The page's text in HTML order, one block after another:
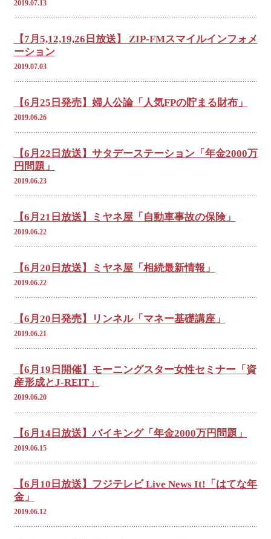
2019.07.13
【7月5,12,19,26日放送】 ZIP-FMスマイルインフォメ
ーション
2019.07.03
【6月25日発売】婦人公論「人気FPの貯まる財布」
2019.06.26
【6月22日放送】サタデーステーション「年金2000万
円問題」
2019.06.23
【6月21日放送】ミヤネ屋「自動車事故の保険」
2019.06.22
【6月20日放送】ミヤネ屋「相続最新情報」
2019.06.22
【6月20日発売】リンネル「マネー基礎講座」
2019.06.21
【6月19日開催】モーニングスター女性セミナー「資
産形成とJ-REIT」
2019.06.20
【6月14日放送】バイキング「年金2000万円問題」
2019.06.15
【6月10日放送】フジテレビ Live News It!「はてな年
金」
2019.06.12